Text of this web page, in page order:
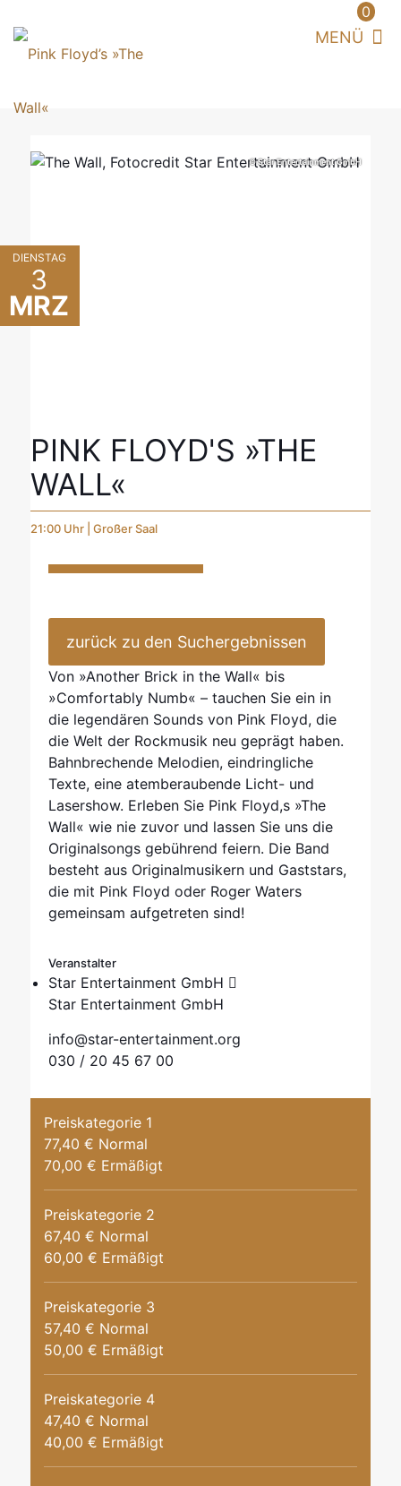
0
DIENSTAG
3
MRZ
© Star Entertainment GmbH
PINK FLOYD'S »THE
WALL«
21:00 Uhr | Großer Saal
zurück zu den Suchergebnissen
Von »Another Brick in the Wall« bis
»Comfortably Numb« – tauchen Sie ein in
die legendären Sounds von Pink Floyd, die
die Welt der Rockmusik neu geprägt haben.
Bahnbrechende Melodien, eindringliche
Texte, eine atemberaubende Licht- und
Lasershow. Erleben Sie Pink Floyd,s »The
Wall« wie nie zuvor und lassen Sie uns die
Originalsongs gebührend feiern. Die Band
besteht aus Originalmusikern und Gaststars,
die mit Pink Floyd oder Roger Waters
gemeinsam aufgetreten sind!
Veranstalter
Star Entertainment GmbH
Star Entertainment GmbH
info@star-entertainment.org
030 / 20 45 67 00
Preiskategorie 1
77,40 € Normal
70,00 € Ermäßigt
Preiskategorie 2
67,40 € Normal
60,00 € Ermäßigt
Preiskategorie 3
57,40 € Normal
50,00 € Ermäßigt
Preiskategorie 4
47,40 € Normal
40,00 € Ermäßigt